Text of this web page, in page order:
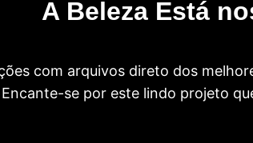
A Beleza Está
com arquivos direto dos
se por este lindo projeto